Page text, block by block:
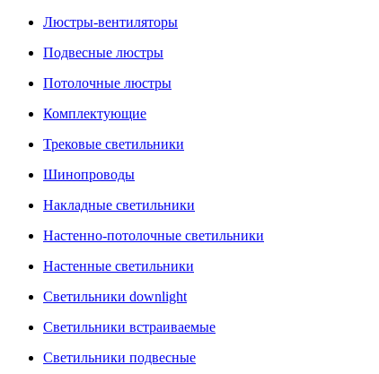
Люстры-вентиляторы
Подвесные люстры
Потолочные люстры
Комплектующие
Трековые светильники
Шинопроводы
Накладные светильники
Настенно-потолочные светильники
Настенные светильники
Светильники downlight
Светильники встраиваемые
Светильники подвесные